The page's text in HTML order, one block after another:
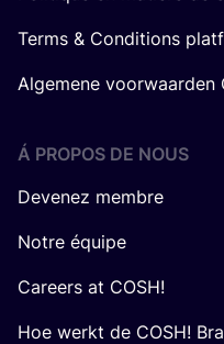
Terms & Conditions
Algemene voorwaarden
Á PROPOS DE NOUS
Devenez membre
Notre équipe
Careers at COSH!
Hoe werkt de COSH!